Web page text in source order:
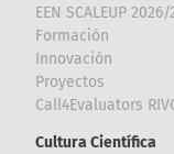
EEN SCALEUP 2026/
Formación
Innovación
Proyectos
Call4Evaluators
Cultura Científica